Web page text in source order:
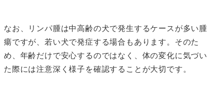
なお、リンパ腫は中高齢の犬で発生するケースが多い腫
瘍ですが、若い犬で発症する場合もあります。そのた
め、年齢だけで安心するのではなく、体の変化に気づい
た際には注意深く様子を確認することが大切です。